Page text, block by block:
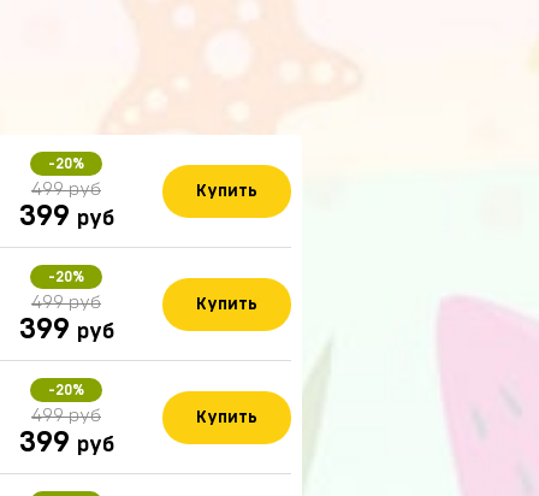
-20%
499 руб
399 руб
Купить
-20%
499 руб
399 руб
Купить
-20%
499 руб
399 руб
Купить